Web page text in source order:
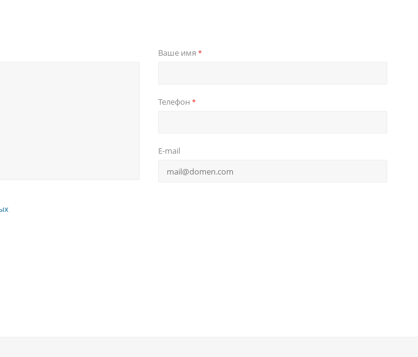
Ваше имя *
Телефон *
E-mail